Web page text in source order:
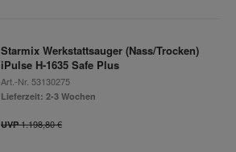
Starmix Werkstattsauger (Nass/Trocken)
iPulse H-1635 Safe Plus
Art.-Nr. 53130275
Lieferzeit: 2-3 Wochen
UVP1.198,80 €